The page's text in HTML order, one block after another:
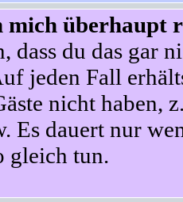
mich überhaupt
dass du das gar
jeden Fall
nicht haben,
Es dauert nur
gleich tun.